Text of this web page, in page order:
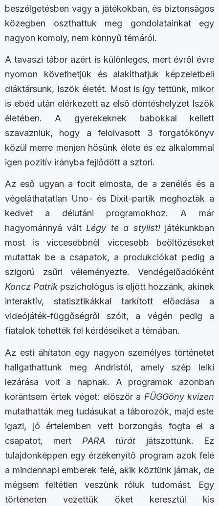
beszélgetésben vagy a játékokban, és biztonságos
közegben oszthattuk meg gondolatainkat egy
nagyon komoly, nem könnyű témáról.
A tavaszi tábor azért is különleges, mert évről évre
nyomon követhetjük és alakíthatjuk képzeletbeli
diáktársunk, Iszök életét. Most is így tettünk, mikor
is ebéd után elérkezett az első döntéshelyzet Iszök
életében. A gyerekeknek babokkal kellett
szavazniuk, hogy a felolvasott 3 forgatókönyv
közül merre menjen hősünk élete és ez alkalommal
igen pozitív irányba fejlődött a sztori.
Az eső ugyan a focit elmosta, de a zenélés és a
végeláthatatlan Uno- és Dixit-partik meghozták a
kedvet a délutáni programokhoz. A már
hagyománnyá vált Légy te a stylist! játékunkban
most is viccesebbnél viccesebb beöltözéseket
mutattak be a csapatok, a produkciókat pedig a
szigorú zsűri véleményezte. Vendégelőadóként
Koncz Patrik pszichológus is eljött hozzánk, akinek
interaktív, statisztikákkal tarkított előadása a
videójáték-függőségről szólt, a végén pedig a
fiatalok tehették fel kérdéseiket a témában.
Az esti áhítaton egy nagyon személyes történetet
hallgathattunk meg Andristól, amely szép lelki
lezárása volt a napnak. A programok azonban
korántsem értek véget: először a FÜGGöny kvízen
mutathatták meg tudásukat a táborozók, majd este
igazi, jó értelemben vett borzongás fogta el a
csapatot, mert PARA túrát játszottunk. Ez
tulajdonképpen egy érzékenyítő program azok felé
a mindennapi emberek felé, akik köztünk járnak, de
mégsem feltétlen veszünk róluk tudomást. Egy
történeten vezettük őket keresztül kis